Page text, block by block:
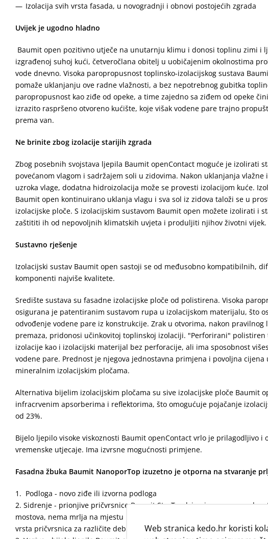
Izolacija svih vrsta fasada, u novogradnji i obnovi postojećih zgrada
Uvijek je ugodno hladno
Baumit open pozitivno utječe na unutarnju klimu i donosi toplinu zimi i
izgrađenoj suhoj kući, četveročlana obitelj u uobičajenim okolnostima
vode dnevno. Visoka paropropusnost toplinsko-izolacijskog sustava
pomaže uklanjanju ove radne vlažnosti, a bez nepotrebnog gubitka
paropropusnost kao ziđe od opeke, a time zajedno sa ziđem od opeke
izrazito raspršeno otvoreno kućište, koje višak vodene pare trajno
prema van.
Ne brinite zbog izolacije starijih zgrada
Zbog posebnih svojstava ljepila Baumit openContact moguće je izolirati
povećanom vlagom i sadržajem soli u zidovima. Nakon uklanjanja vlažne
uzroka vlage, dodatna hidroizolacija može se provesti izolacijom kuće.
Baumit open kontinuirano uklanja vlagu i sva sol iz zidova taloži se u
izolacijske ploče. S izolacijskim sustavom Baumit open možete izolirati i
zaštititi ih od nepovoljnih klimatskih uvjeta i produljiti njihov životni vijek.
Sustavno rješenje
Izolacijski sustav Baumit open sastoji se od međusobno kompatibilnih,
komponenti najviše kvalitete.
Središte sustava su fasadne izolacijske ploče od polistirena. Visoka
osigurana je patentiranim sustavom rupa u izolacijskom materijalu, što
odvođenje vodene pare iz konstrukcije. Zrak u otvorima, nakon pravilnog
premaza, pridonosi učinkovitoj toplinskoj izolaciji. "Perforirani" polistiren
izolacije kao i izolacijski materijal bez perforacije, ali ima sposobnost
vodene pare. Prednost je njegova jednostavna primjena i povoljna cijena
mineralnim izolacijskim pločama.
Alternativa bijelim izolacijskim pločama su sive izolacijske ploče Baumit
infracrvenim apsorberima i reflektorima, što omogućuje pojačanje
od 23%.
Bijelo ljepilo visoke viskoznosti Baumit openContact vrlo je prilagodljivo i
vremenske utjecaje. Ima izvrsne mogućnosti primjene.
Fasadna žbuka Baumit NanoporTop izuzetno je otporna na stvaranje
Podloga - novo ziđe ili izvorna podloga
Sidrenje - prionjive pričvrsnice Baumit StarTrack imaju mnogo
mostova, nema mrlja na mjestu rozete (no blurs in the place of plates of
vrsta pričvrsnica za različite debljine izolacijskog materijala.
Web stranica kedo.hr koristi